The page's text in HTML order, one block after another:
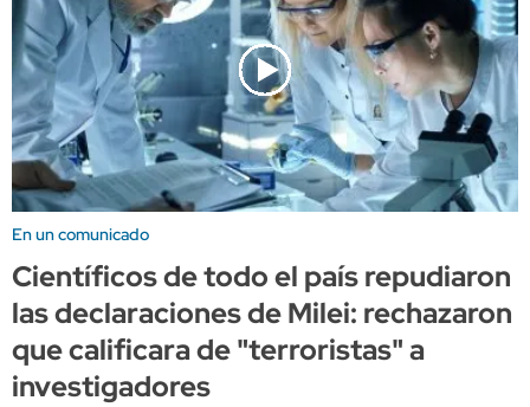
En un comunicado
Científicos de todo el país repudiaron
las declaraciones de Milei: rechazaron
que calificara de "terroristas" a
investigadores